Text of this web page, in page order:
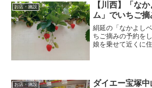
お店・施設
【川西】「な
ム」でいちご摘
絹延の「なかよし
ちご摘みの予約を
娘を乗せて近くに
か受け付けないし
お店・施設
ダイエー宝塚